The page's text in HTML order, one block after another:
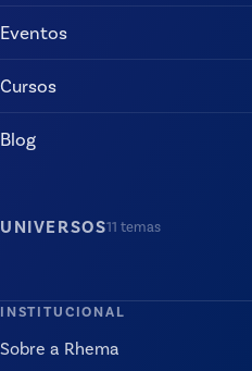
Eventos
Cursos
Blog
UNIVERSOS11 temas
INSTITUCIONAL
Sobre a Rhema